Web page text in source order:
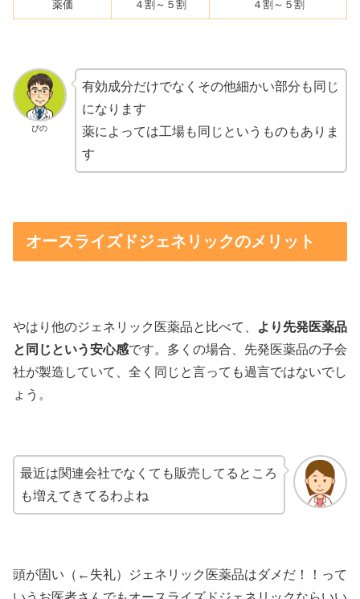
薬価 ４割～５割 ４割～５割
ぴの
有効成分だけでなくその他細かい部分も同じ
になります
薬によっては工場も同じというものもありま
す
オースライズドジェネリックのメリット
やはり他のジェネリック医薬品と比べて、
より先発医薬品
と同じという安心感です。多くの場合、先発医薬品の子会
社が製造していて、全く同じと言っても過言ではないでし
ょう。
最近は関連会社でなくても販売してるところ
も増えてきてるわよね
頭が固い（←失礼）ジェネリック医薬品はダメだ！！って